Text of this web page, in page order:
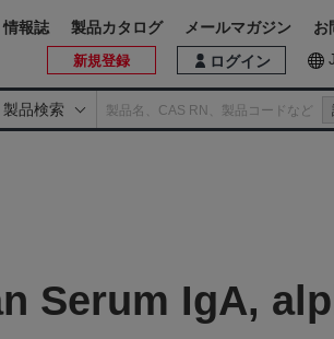
製品検索
ログイン
新規登録
情報誌 製品カタログ メールマガジン お
Serum IgA,